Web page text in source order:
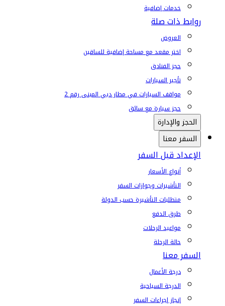
خدمات إضافية
روابط ذات صلة
العروض
اختر مقعد مع مساحة إضافية للساقين
حجز الفنادق
تأجير السيارات
مواقف السيارات في مطار دبي المبنى رقم 2
حجز سيارة مع سائق
الحجز والإدارة
السفر معنا
الإعداد قبل السفر
أنواع الأسعار
التأشيرات وجوازات السفر
متطلبات التأشيرة حسب الدولة
طرق الدفع
مواعيد الرحلات
حالة الرحلة
السفر معنا
درجة الأعمال
الدرجة السياحية
إنجاز إجراءات السفر